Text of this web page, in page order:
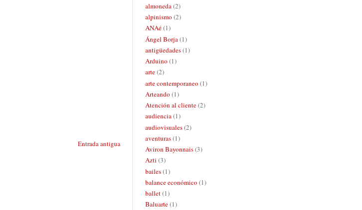
Entrada antigua
almoneda(2)
alpinismo (2)
ANAé(1)
Ángel Borja (1)
antigüedades(1)
Arduino (1)
arte(2)
arte contemporaneo (1)
Arteando (1)
Atención al cliente(2)
audiencia(1)
audiovisuales(2)
aventuras(1)
Aviron Bayonnais(3)
Azti (3)
bailes(1)
balance económico (1)
ballet(1)
Baluarte(1)